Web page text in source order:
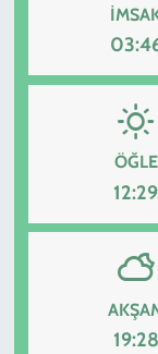
ÖĞLE
12:29
19:28